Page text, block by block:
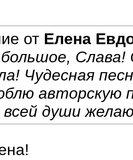
от Елена
Чудесная
авторскую
души